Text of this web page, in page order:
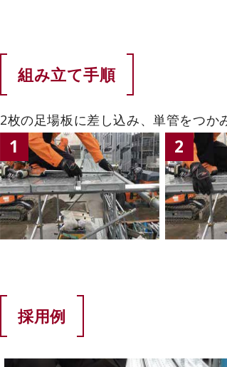
組み立て手順
2枚の足場板に差し込み、単管をつか
1 2
採用例